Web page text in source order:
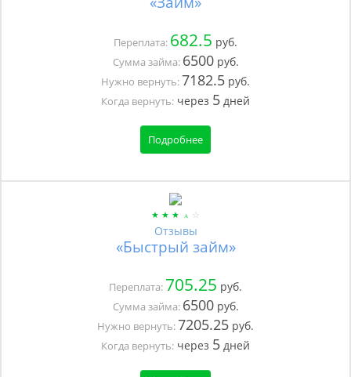
Переплата: 682.5 руб.
Сумма займа: 6500руб.
Нужно вернуть:7182.5 руб.
Когда вернуть: через 5 дней
Подробнее
Отзывы
«Быстрый займ»
Переплата: 705.25 руб.
Сумма займа: 6500руб.
Нужно вернуть:7205.25 руб.
Когда вернуть: через 5 дней